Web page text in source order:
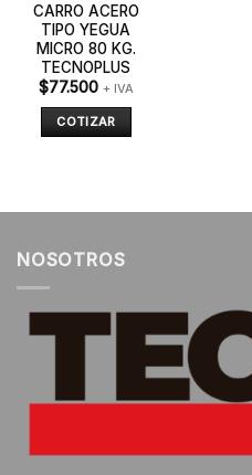
CARRO ACERO
TIPO YEGUA
MICRO 80 KG.
TECNOPLUS
$77.500 + IVA
COTIZAR
NOSOTROS